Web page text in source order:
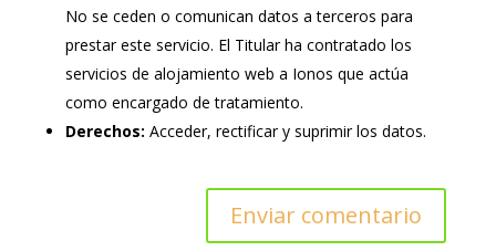
No se ceden o comunican datos a terceros para
prestar este servicio. El Titular ha contratado los
servicios de alojamiento web a Ionos que actúa
como encargado de tratamiento.
Derechos: Acceder, rectificar y suprimir los datos.